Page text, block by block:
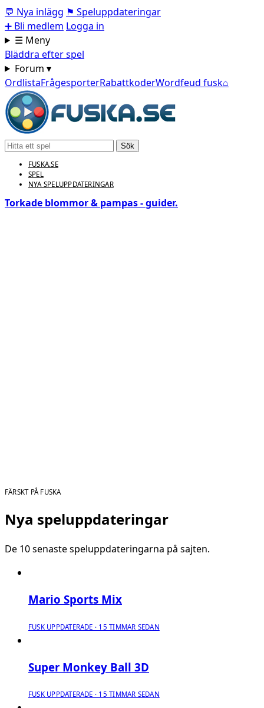
💬 Nya inlägg ⚑ Speluppdateringar
➕ Bli medlem Logga in
☰ Meny
Bläddra efter spel
Forum ▾
OrdlistaFrågesporterRabattkoderWordfeud fusk⌂
Sök
FUSKA.SE
SPEL
NYA SPELUPPDATERINGAR
Torkade blommor & pampas - guider.
FÄRSKT PÅ FUSKA
Nya speluppdateringar
De 10 senaste speluppdateringarna på sajten.
Mario Sports Mix
FUSK UPPDATERADE · 15 TIMMAR SEDAN
Super Monkey Ball 3D
FUSK UPPDATERADE · 15 TIMMAR SEDAN